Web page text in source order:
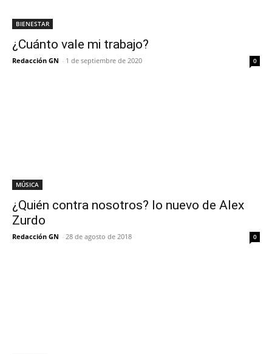
BIENESTAR
¿Cuánto vale mi trabajo?
Redacción GN - 1 de septiembre de 2020 0
MÚSICA
¿Quién contra nosotros? lo nuevo de Alex
Zurdo
Redacción GN - 28 de agosto de 2018 0